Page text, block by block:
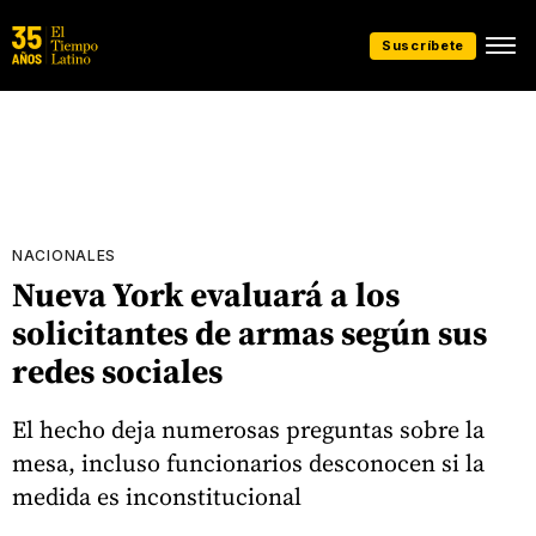
Suscríbete
NACIONALES
Nueva York evaluará a los
solicitantes de armas según sus
redes sociales
El hecho deja numerosas preguntas sobre la
mesa, incluso funcionarios desconocen si la
medida es inconstitucional